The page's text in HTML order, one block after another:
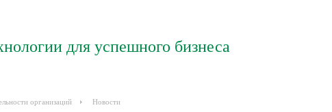
для успешного бизнеса
организаций Новости